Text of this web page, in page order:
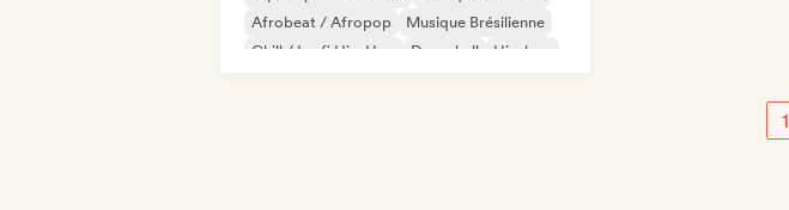
Afrobeat / Afropop
Musique Brésilienne
Chill / Lo-fi Hip-Hop
Dancehall
Hip-hop
1